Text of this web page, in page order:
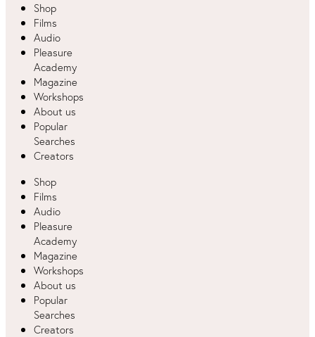
Shop
Films
Audio
Pleasure
Academy
Magazine
Workshops
About us
Popular
Searches
Creators
Shop
Films
Audio
Pleasure
Academy
Magazine
Workshops
About us
Popular
Searches
Creators